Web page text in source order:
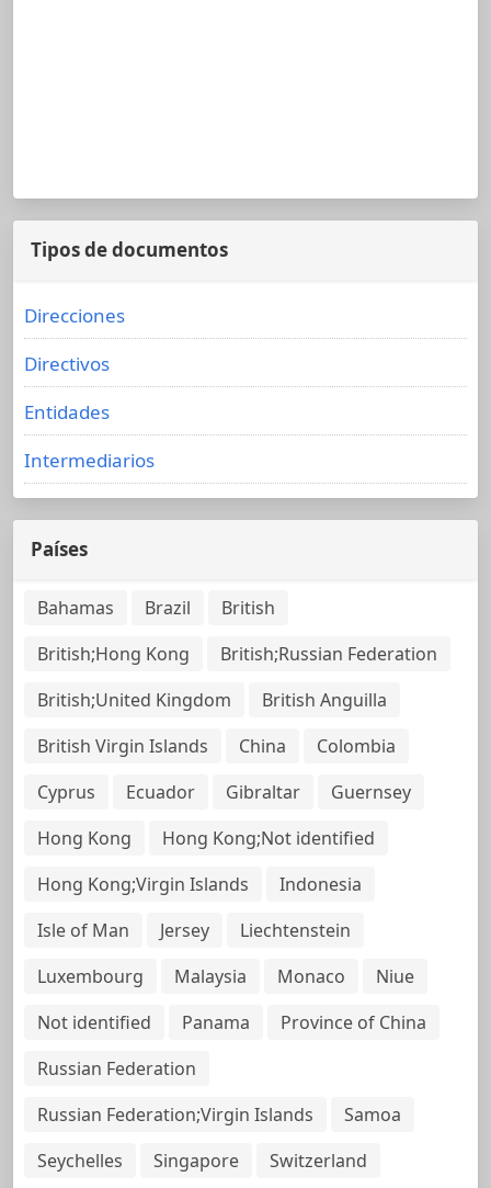
Tipos de documentos
Direcciones
Directivos
Entidades
Intermediarios
Países
Bahamas Brazil
British
British;Hong Kong
British;Russian Federation
British;United Kingdom
British Anguilla
British Virgin Islands
China
Colombia
Cyprus
Ecuador Gibraltar
Guernsey
Hong Kong
Hong Kong;Not identified
Hong Kong;Virgin Islands
Indonesia
Isle of Man
Jersey
Liechtenstein
Luxembourg
Malaysia Monaco
Niue
Not identified
Panama
Province of China
Russian Federation
Russian Federation;Virgin Islands
Samoa
Seychelles
Singapore Switzerland